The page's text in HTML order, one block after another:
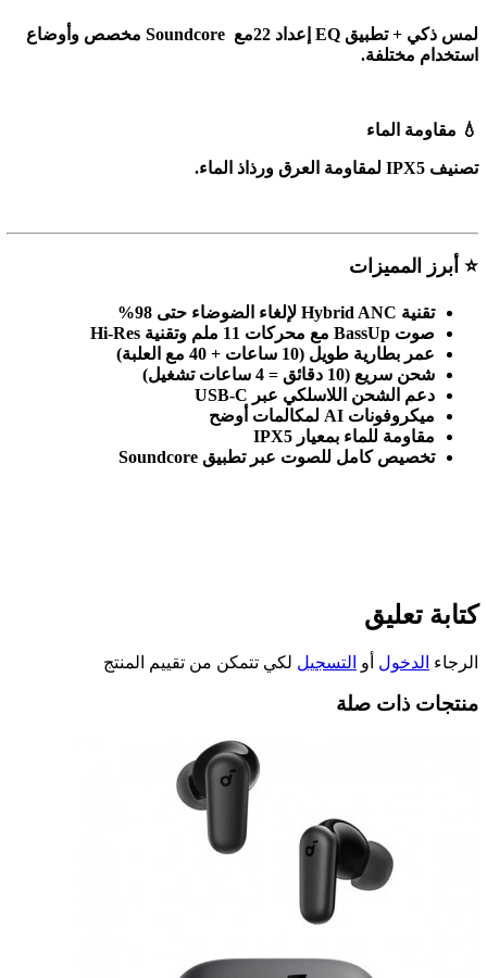
لمس ذكي + تطبيق مع22 إعداد EQ
مخصص وأوضاع
استخدام مختلفة.
💧 مقاومة الماء
تصنيف IPX5 لمقاومة العرق ورذاذ الماء.
⭐ أبرز المميزات
تقنية لإلغاء الضوضاء حتى 98
%
صوت
مع محركات 11 ملم وتقنية BassUp
عمر بطارية طويل (10 ساعات + 40 مع العلبة)
شحن سريع (10 دقائق = 4 ساعات تشغيل)
دعم الشحن اللاسلكي عبر
ميكروفونات
لمكالمات أوضح
مقاومة للماء بمعيار
تخصيص كامل للصوت عبر تطبيق
كتابة تعليق
الرجاء الدخول أو التسجيل لكي تتمكن من تقييم المنتج
منتجات ذات صلة